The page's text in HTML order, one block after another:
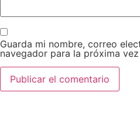
Guarda mi nombre, correo
navegador para la próxima